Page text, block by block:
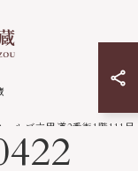
ルブ六甲道2番街1階111号